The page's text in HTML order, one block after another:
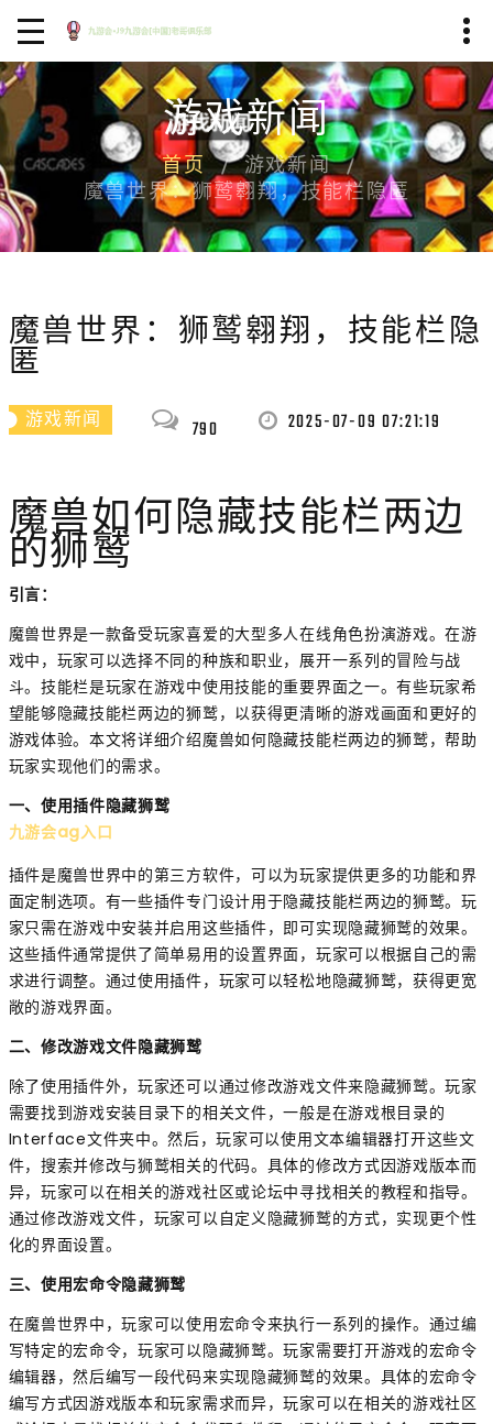
游戏新闻
首页
游戏新闻
魔兽世界：狮鹫翱翔，技能栏隐匿
魔兽世界：狮鹫翱翔，技能栏隐
匿
游戏新闻 790 2025-07-09 07:21:19
魔兽如何隐藏技能栏两边
的狮鹫
引言：
魔兽世界是一款备受玩家喜爱的大型多人在线角色扮演游戏。在游
戏中，玩家可以选择不同的种族和职业，展开一系列的冒险与战
斗。技能栏是玩家在游戏中使用技能的重要界面之一。有些玩家希
望能够隐藏技能栏两边的狮鹫，以获得更清晰的游戏画面和更好的
游戏体验。本文将详细介绍魔兽如何隐藏技能栏两边的狮鹫，帮助
玩家实现他们的需求。
一、使用插件隐藏狮鹫
九游会ag入口
插件是魔兽世界中的第三方软件，可以为玩家提供更多的功能和界
面定制选项。有一些插件专门设计用于隐藏技能栏两边的狮鹫。玩
家只需在游戏中安装并启用这些插件，即可实现隐藏狮鹫的效果。
这些插件通常提供了简单易用的设置界面，玩家可以根据自己的需
求进行调整。通过使用插件，玩家可以轻松地隐藏狮鹫，获得更宽
敞的游戏界面。
二、修改游戏文件隐藏狮鹫
除了使用插件外，玩家还可以通过修改游戏文件来隐藏狮鹫。玩家
需要找到游戏安装目录下的相关文件，一般是在游戏根目录的
Interface文件夹中。然后，玩家可以使用文本编辑器打开这些文
件，搜索并修改与狮鹫相关的代码。具体的修改方式因游戏版本而
异，玩家可以在相关的游戏社区或论坛中寻找相关的教程和指导。
通过修改游戏文件，玩家可以自定义隐藏狮鹫的方式，实现更个性
化的界面设置。
三、使用宏命令隐藏狮鹫
在魔兽世界中，玩家可以使用宏命令来执行一系列的操作。通过编
写特定的宏命令，玩家可以隐藏狮鹫。玩家需要打开游戏的宏命令
编辑器，然后编写一段代码来实现隐藏狮鹫的效果。具体的宏命令
编写方式因游戏版本和玩家需求而异，玩家可以在相关的游戏社区